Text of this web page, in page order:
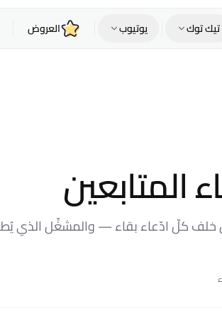
تيك توك يوتيوب العروض
خلف كلّ ادّعاء بقاء — والمشغِّل الذي